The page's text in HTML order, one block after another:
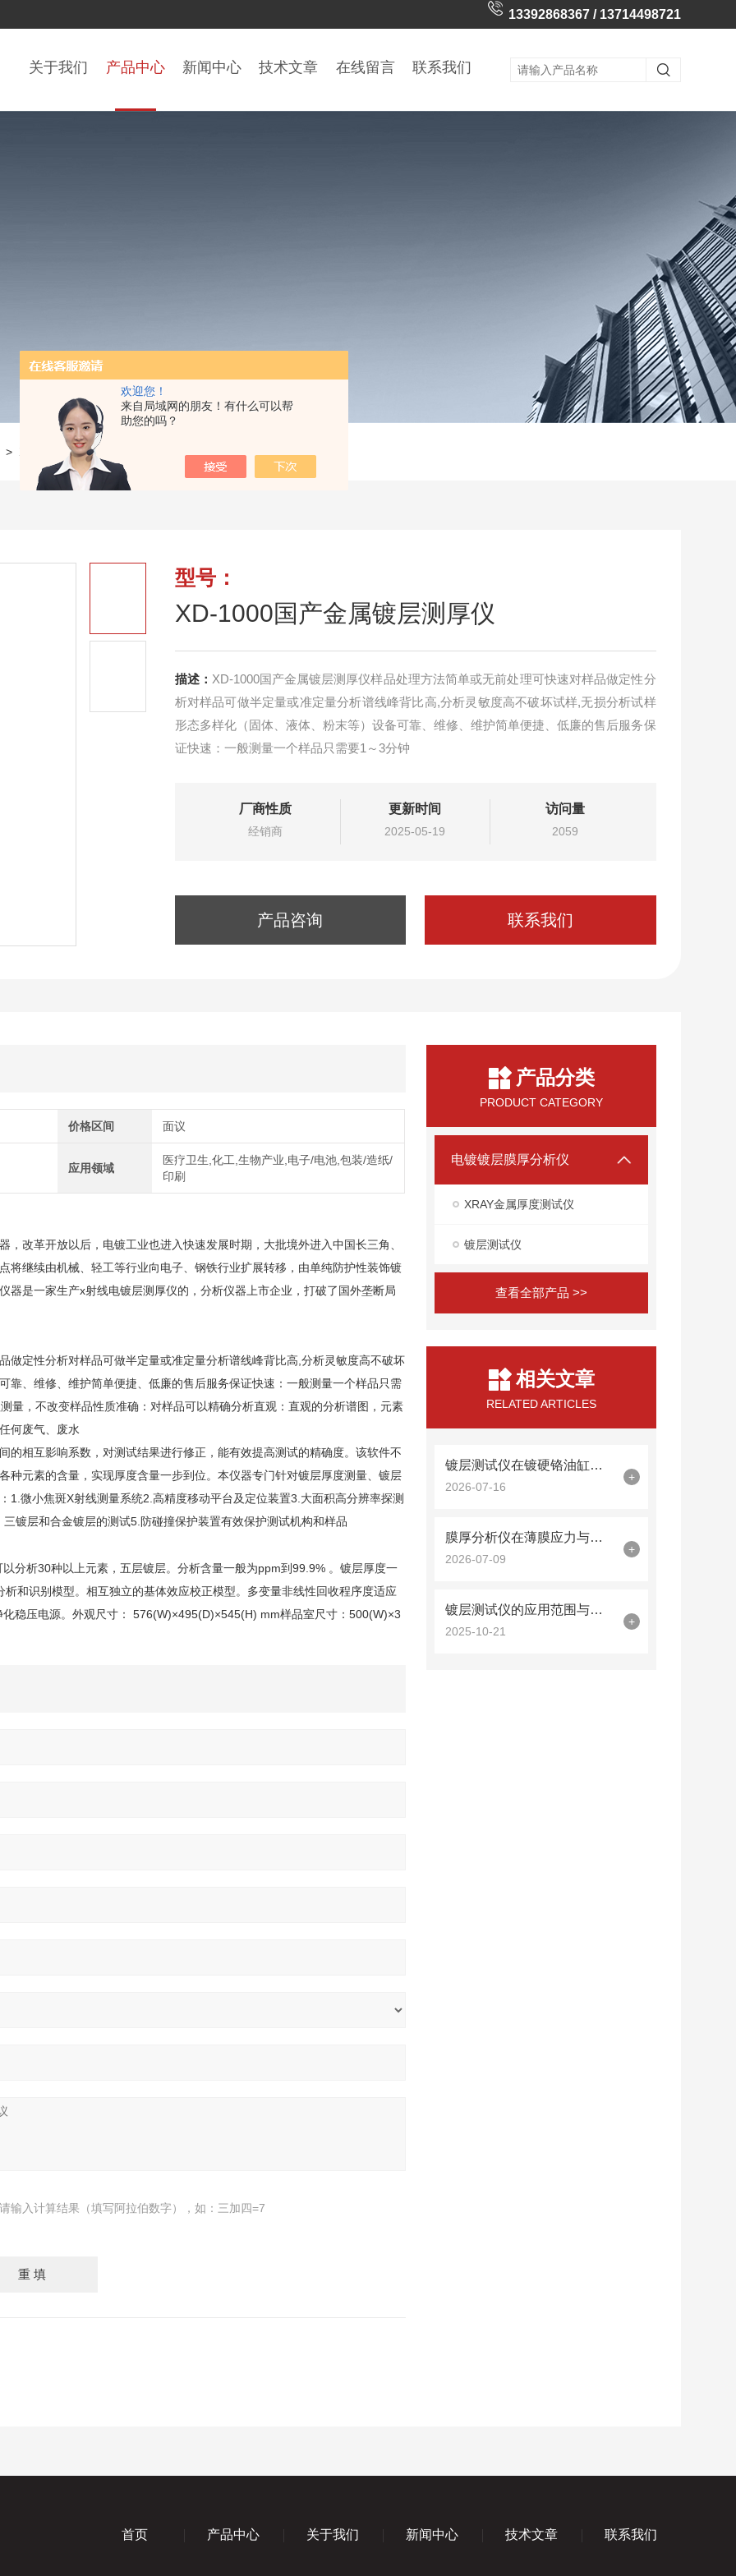
欢迎您！
来自局域网的朋友！有什么可以帮
助您的吗？
13392868367 / 13714498721
关于我们 产品中心 新闻中心 技术文章 在线留言 联系我们
> XD-1000国产金属镀层测厚仪
型号：
XD-1000国产金属镀层测厚仪
描述： XD-1000国产金属镀层测厚仪样品处理方法简单或无前处理可快速对样品做定性分
析对样品可做半定量或准定量分析谱线峰背比高,分析灵敏度高不破坏试样,无损分析试样
形态多样化（固体、液体、粉末等）设备可靠、维修、维护简单便捷、低廉的售后服务保
证快速：一般测量一个样品只需要1～3分钟
厂商性质
经销商
更新时间
2025-05-19
访问量
2059
产品咨询 联系我们
价格区间 面议
应用领域
医疗卫生,化工,生物产业,电子/电池,包装/造纸/
印刷
，改革开放以后，电镀工业也进入快速发展时期，大批境外进入中国长三角、
将继续由机械、轻工等行业向电子、钢铁行业扩展转移，由单纯防护性装饰镀
仪器是一家生产x射线电镀层测厚仪的，分析仪器上市企业，打破了国外垄断局
做定性分析对样品可做半定量或准定量分析谱线峰背比高,分析灵敏度高不破坏
靠、维修、维护简单便捷、低廉的售后服务保证快速：一般测量一个样品只需
量，不改变样品性质准确：对样品可以精确分析直观：直观的分析谱图，元素
何废气、废水
的相互影响系数，对测试结果进行修正，能有效提高测试的精确度。该软件不
种元素的含量，实现厚度含量一步到位。本仪器专门针对镀层厚度测量、镀层
1.微小焦斑X射线测量系统2.高精度移动平台及定位装置3.大面积高分辨率探测
镀层和合金镀层的测试5.防碰撞保护装置有效保护测试机构和样品
分析30种以上元素，五层镀层。分析含量一般为ppm到99.9% 。镀层厚度一
和识别模型。相互独立的基体效应校正模型。多变量非线性回收程序度适应
稳压电源。外观尺寸： 576(W)×495(D)×545(H) mm样品室尺寸：500(W)×3
请输入计算结果（填写阿拉伯数字），如：三加四=7
产品分类
PRODUCT CATEGORY
电镀镀层膜厚分析仪
XRAY金属厚度测试仪
镀层测试仪
查看全部产品 >>
相关文章
RELATED ARTICLES
镀层测试仪在镀硬铬油缸内壁厚度检测中的内窥镜探头集成技术
2026-07-16
+
膜厚分析仪在薄膜应力与厚度同步测量中的曲率半径法应用
2026-07-09
+
镀层测试仪的应用范围与技术优势概述
2025-10-21
+
首页 产品中心 关于我们 新闻中心 技术文章 联系我们